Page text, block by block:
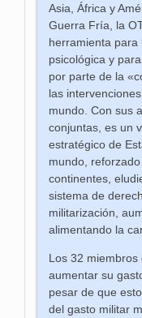
Asia, África y
Guerra Fría, la
herramienta para
psicológica y
por parte de la
las
mundo. Con sus
conjuntas, es un
estratégico de
mundo,
continentes,
sistema de
militarización,
alimentando la
Los 32 miembros
aumentar su
pesar de que
del gasto militar